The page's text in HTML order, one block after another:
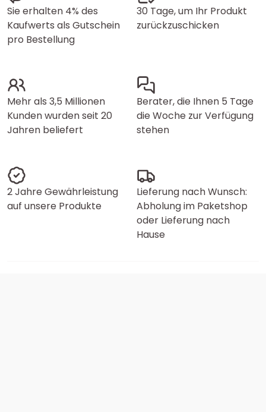
Sie erhalten 4% des
Kaufwerts als Gutschein
pro Bestellung
30 Tage, um Ihr Produkt
zurückzuschicken
Mehr als 3,5 Millionen
Kunden wurden seit 20
Jahren beliefert
Berater, die Ihnen 5 Tage
die Woche zur Verfügung
stehen
2 Jahre Gewährleistung
auf unsere Produkte
Lieferung nach Wunsch:
Abholung im Paketshop
oder Lieferung nach
Hause